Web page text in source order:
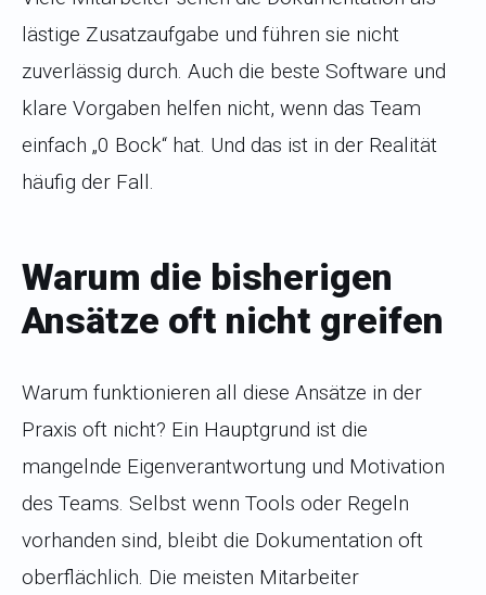
lästige Zusatzaufgabe und führen sie nicht
zuverlässig durch. Auch die beste Software und
klare Vorgaben helfen nicht, wenn das Team
einfach „0 Bock“ hat. Und das ist in der Realität
häufig der Fall.
Warum die bisherigen
Ansätze oft nicht greifen
Warum funktionieren all diese Ansätze in der
Praxis oft nicht? Ein Hauptgrund ist die
mangelnde Eigenverantwortung und Motivation
des Teams. Selbst wenn Tools oder Regeln
vorhanden sind, bleibt die Dokumentation oft
oberflächlich. Die meisten Mitarbeiter